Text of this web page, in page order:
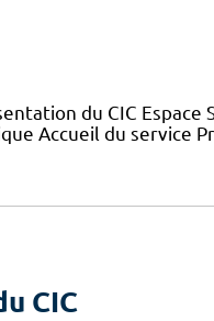
du CIC
Accueil du service
CIC